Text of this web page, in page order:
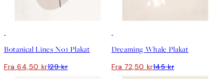
Botanical Lines No1 Plakat
Fra 64,50 kr129 kr
Dreaming Whale Plakat
Fra 72,50 kr145 kr